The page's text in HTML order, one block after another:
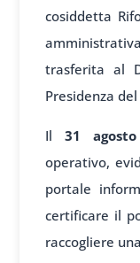
cosiddetta
trasferita al
Presidenza
Il 31
operativo,
portale
certificare il
raccogliere